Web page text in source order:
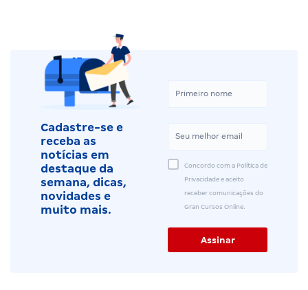
Cadastre-se e
receba as
notícias em
destaque da
semana, dicas,
novidades e
muito mais.
Concordo com a Política de
Privacidade e aceito
receber comunicações do
Gran Cursos Online.